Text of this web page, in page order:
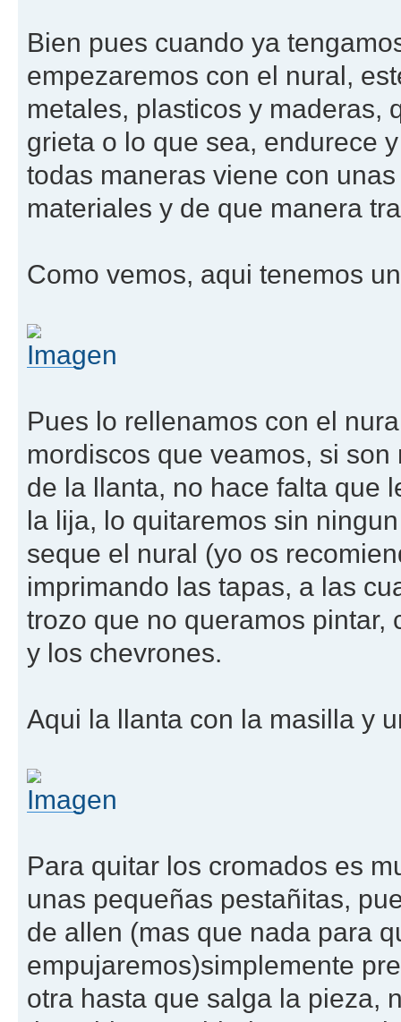
Bien pues cuando ya
empezaremos con el nural,
metales, plasticos y maderas,
grieta o lo que sea, endurece
todas maneras viene con
materiales y de que manera
Como vemos, aqui tenemos
Pues lo rellenamos con el
mordiscos que veamos, si
de la llanta, no hace falta que
la lija, lo quitaremos sin
seque el nural (yo os
imprimando las tapas, a las
trozo que no queramos pintar,
y los chevrones.
Aqui la llanta con la masilla y
Para quitar los cromados es
unas pequeñas pestañitas,
de allen (mas que nada para
empujaremos)simplemente
otra hasta que salga la pieza,